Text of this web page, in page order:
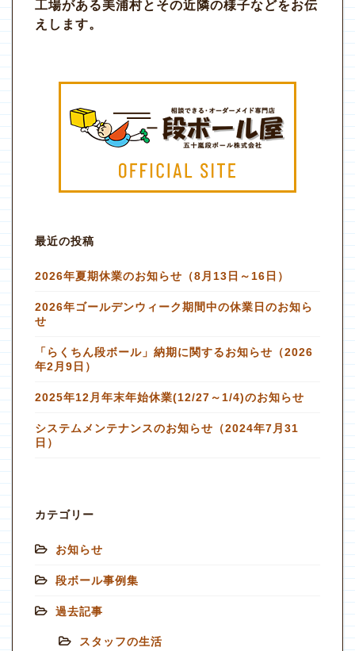
工場がある美浦村とその近隣の様子などをお伝
えします。
最近の投稿
2026年夏期休業のお知らせ（8月13日～16日）
2026年ゴールデンウィーク期間中の休業日のお知ら
せ
「らくちん段ボール」納期に関するお知らせ（2026
年2月9日）
2025年12月年末年始休業(12/27～1/4)のお知らせ
システムメンテナンスのお知らせ（2024年7月31
日）
カテゴリー
お知らせ
段ボール事例集
過去記事
スタッフの生活